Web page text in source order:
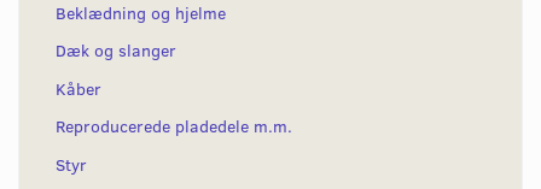
Beklædning og hjelme
Dæk og slanger
Kåber
Reproducerede pladedele m.m.
Styr